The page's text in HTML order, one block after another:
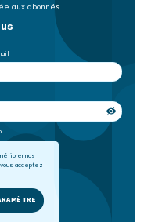
nos
acceptez
aux abonnés